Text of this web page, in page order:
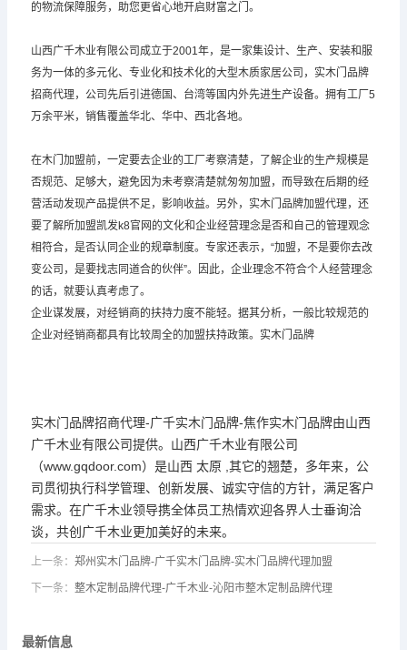
的物流保障服务，助您更省心地开启财富之门。
山西广千木业有限公司成立于2001年，是一家集设计、生产、安装和服
务为一体的多元化、专业化和技术化的大型木质家居公司，实木门品牌
招商代理，公司先后引进德国、台湾等国内外先进生产设备。拥有工厂5
万余平米，销售覆盖华北、华中、西北各地。
在木门加盟前，一定要去企业的工厂考察清楚，了解企业的生产规模是
否规范、足够大，避免因为未考察清楚就匆匆加盟，而导致在后期的经
营活动发现产品提供不足，影响收益。另外，实木门品牌加盟代理，还
要了解所加盟凯发k8官网的文化和企业经营理念是否和自己的管理观念
相符合，是否认同企业的规章制度。专家还表示，“加盟，不是要你去改
变公司，是要找志同道合的伙伴”。因此，企业理念不符合个人经营理念
的话，就要认真考虑了。
企业谋发展，对经销商的扶持力度不能轻。据其分析，一般比较规范的
企业对经销商都具有比较周全的加盟扶持政策。实木门品牌
实木门品牌招商代理-广千实木门品牌-焦作实木门品牌由山西
广千木业有限公司提供。山西广千木业有限公司
（www.gqdoor.com）是山西 太原 ,其它的翘楚，多年来，公
司贯彻执行科学管理、创新发展、诚实守信的方针，满足客户
需求。在广千木业领导携全体员工热情欢迎各界人士垂询洽
谈，共创广千木业更加美好的未来。
上一条： 郑州实木门品牌-广千实木门品牌-实木门品牌代理加盟
下一条： 整木定制品牌代理-广千木业-沁阳市整木定制品牌代理
最新信息